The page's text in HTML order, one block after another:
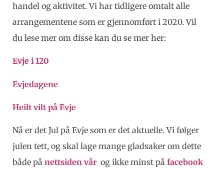
handel og aktivitet. Vi har tidligere omtalt alle
arrangementene som er gjennomført i 2020. Vil
du lese mer om disse kan du se mer her:
Evje i 120
Evjedagene
Heilt vilt på Evje
Nå er det Jul på Evje som er det aktuelle. Vi følger
julen tett, og skal lage mange gladsaker om dette
både på nettsiden vår og ikke minst på facebook